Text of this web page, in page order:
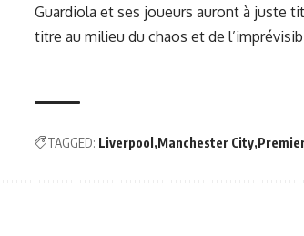
Guardiola et ses joueurs auront à juste
titre au milieu du chaos et de
TAGGED: Liverpool Manchester City